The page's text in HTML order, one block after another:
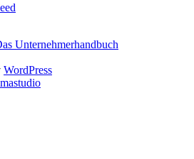
Unternehmerhandbuch
WordPress